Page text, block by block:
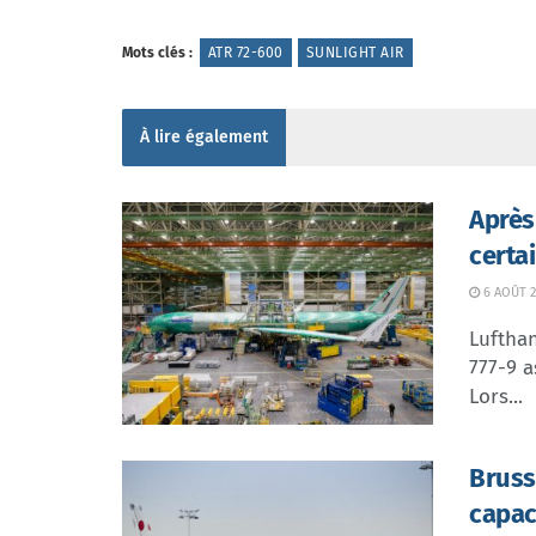
Mots clés : ATR 72-600 SUNLIGHT AIR
À lire également
6 AOÛT
777-9
Lors...